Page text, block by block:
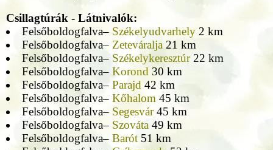
Csillagtúrák - Látnivalók:
Felsőboldogfalva– Székelyudvarhely2 km
Felsőboldogfalva– Zeteváralja21 km
Felsőboldogfalva– Székelykeresztúr22 km
Felsőboldogfalva– Korond 30 km
Felsőboldogfalva– Parajd 42 km
Felsőboldogfalva– Kőhalom 45 km
Felsőboldogfalva– Segesvár45 km
Felsőboldogfalva– Szováta49 km
Felsőboldogfalva– Barót51 km